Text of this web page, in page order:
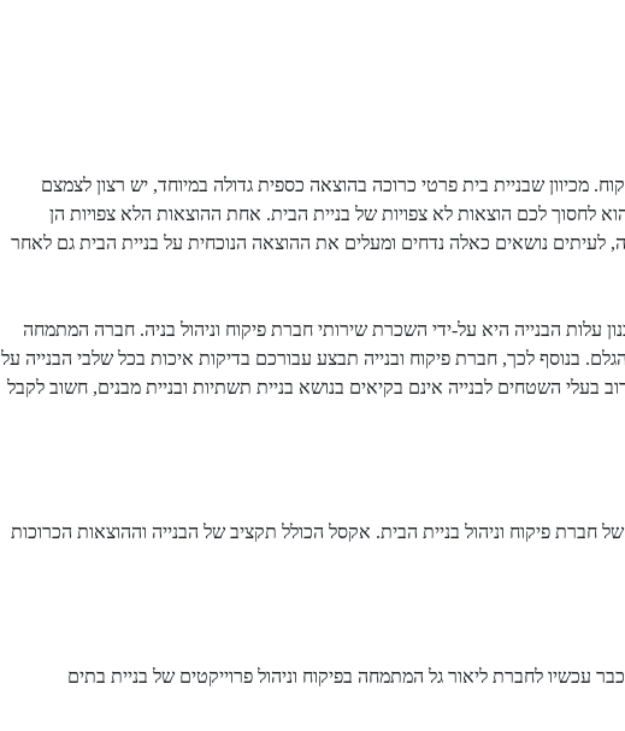
מכיוון שבניית בית פרטי כרוכה בהוצאה כספית גדולה במיוחד, יש רצון לצמצם
לחסוך לכם הוצאות לא צפויות של בניית הבית. אחת ההוצאות הלא צפויות הן
לעיתים נושאים כאלה נדחים ומעלים את ההוצאה הנוכחית על בניית הבית גם לאחר
עלות הבנייה היא על-ידי השכרת שירותי חברת פיקוח וניהול בניה. חברה המתמחה
בנוסף לכך, חברת פיקוח ובנייה תבצע עבורכם בדיקות איכות בכל שלבי הבנייה על
בעלי השטחים לבנייה אינם בקיאים בנושא בניית תשתיות ובניית מבנים, חשוב לקבל
פיקוח וניהול בניית הבית. אקסל הכולל תקציב של הבנייה וההוצאות הכרוכות
לחברת ליאור גל המתמחה בפיקוח וניהול פרוייקטים של בניית בתים